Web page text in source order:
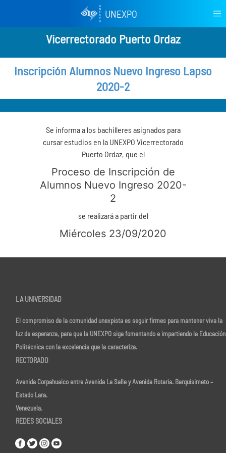
UNEXPO
Vicerrectorado Puerto Ordaz
Inscripción Alumnos Nuevo Ingreso Lapso
2020-2
Se informa a los bachilleres asignados para
cursar estudios en la UNEXPO Vicerrectorado
Puerto Ordaz, que el
Proceso de Inscripción de
Alumnos Nuevo Ingreso 2020-
2
se realizará a partir del
Miércoles 23/09/2020
LA UNIVERSIDAD
El compromiso de la comunidad unexpista es seguir firmes para mantener viva la
luz de esperanza, para que la UNEXPO siga fomentando e impartiendo la Educación
Politécnica con la excelencia que la caracteriza.
RECTORADO
Avenida Corpahuaico entre Avenida La Salle y Avenida Rotaria. Barquisimeto –
Estado Lara.
Venezuela.
REDES SOCIALES